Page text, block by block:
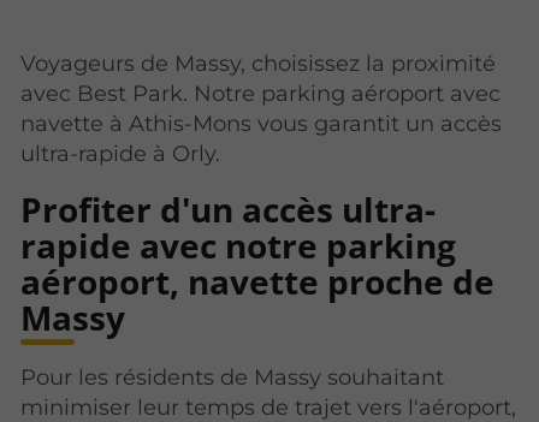
Voyageurs de Massy, choisissez la proximité
avec Best Park. Notre parking aéroport avec
navette à Athis-Mons vous garantit un accès
ultra-rapide à Orly.
Profiter d'un accès ultra-
rapide avec notre parking
aéroport, navette proche de
Massy
Pour les résidents de Massy souhaitant
minimiser leur temps de trajet vers l'aéroport,